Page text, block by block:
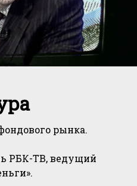
рынка.
РБК-ТВ, ведущий